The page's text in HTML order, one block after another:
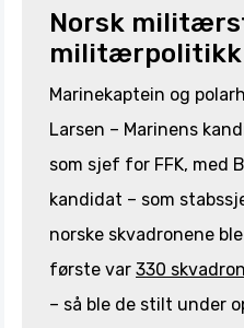
Norsk
militærpolitikk
Marinekaptein og
Larsen – Marinens
som sjef for FFK, med
kandidat – som
norske skvadronene
første var 330 skvadron
– så ble de stilt under